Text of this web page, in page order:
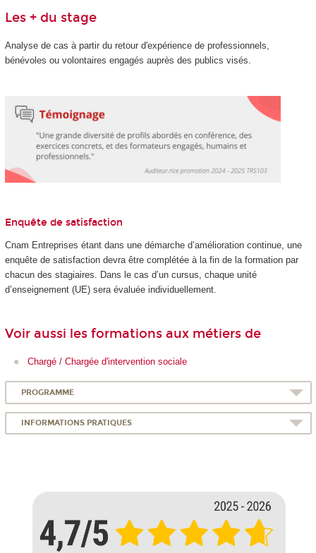
Les + du stage
Analyse de cas à partir du retour d'expérience de professionnels,
bénévoles ou volontaires engagés auprès des publics visés.
Enquête de satisfaction
Cnam Entreprises étant dans une démarche d’amélioration continue, une
enquête de satisfaction devra être complétée à la fin de la formation par
chacun des stagiaires. Dans le cas d’un cursus, chaque unité
d’enseignement (UE) sera évaluée individuellement.
Voir aussi les formations aux métiers de
Chargé / Chargée d'intervention sociale
PROGRAMME
INFORMATIONS PRATIQUES